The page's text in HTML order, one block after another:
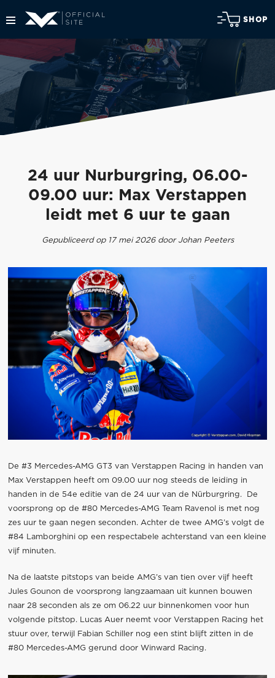
SHOP
24 uur Nurburgring, 06.00-
09.00 uur: Max Verstappen
leidt met 6 uur te gaan
Gepubliceerd op 17 mei 2026 door Johan Peeters
De #3 Mercedes-AMG GT3 van Verstappen Racing in handen van
Max Verstappen heeft om 09.00 uur nog steeds de leiding in
handen in de 54e editie van de 24 uur van de Nürburgring. De
voorsprong op de #80 Mercedes-AMG Team Ravenol is met nog
zes uur te gaan negen seconden. Achter de twee AMG’s volgt de
#84 Lamborghini op een respectabele achterstand van een kleine
vijf minuten.
Na de laatste pitstops van beide AMG’s van tien over vijf heeft
Jules Gounon de voorsprong langzaamaan uit kunnen bouwen
naar 28 seconden als ze om 06.22 uur binnenkomen voor hun
volgende pitstop. Lucas Auer neemt voor Verstappen Racing het
stuur over, terwijl Fabian Schiller nog een stint blijft zitten in de
#80 Mercedes-AMG gerund door Winward Racing.